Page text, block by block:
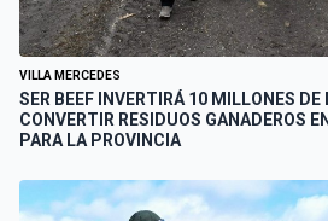
VILLA MERCEDES
SER BEEF INVERTIRÁ 10 MILLONES DE
CONVERTIR RESIDUOS GANADEROS
PARA LA PROVINCIA